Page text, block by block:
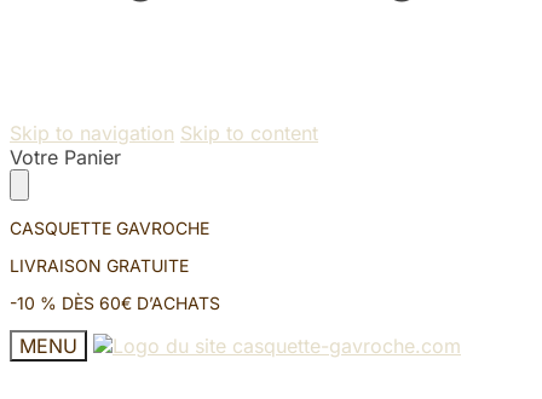
Skip to navigation Skip to content
Votre Panier
CASQUETTE GAVROCHE
LIVRAISON GRATUITE
-10 % DÈS 60€ D’ACHATS
MENU